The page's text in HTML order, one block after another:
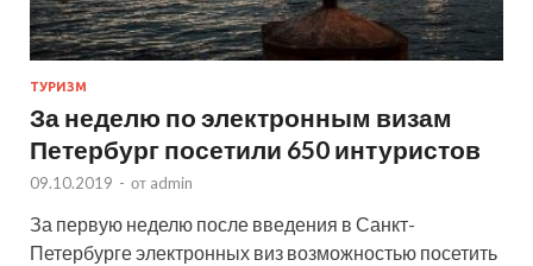
ТУРИЗМ
За неделю по электронным визам
Петербург посетили 650 интуристов
09.10.2019 - от admin
За первую неделю после введения в Санкт-
Петербурге электронных виз возможностью посетить